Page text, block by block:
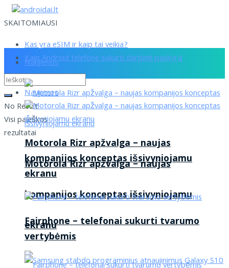
SKAITOMIAUSI
Kas yra eSIM ir kaip tai veikia?
Kaip Android telefone sukurti darbinę paskyrą
No Result
Visi paieškos
rezultatai
Naujienos
Motorola Rizr apžvalga – naujas
kompanijos konceptas išsivyniojamu
ekranu
Naujienos
Motorola Rizr apžvalga – naujas
kompanijos konceptas išsivyniojamu
ekranu
Fairphone – telefonai sukurti tvarumo
vertybėmis